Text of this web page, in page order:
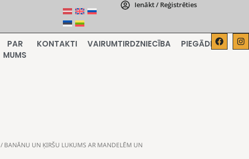
Ienākt / Reģistrēties
PAR
MUMS
KONTAKTI VAIRUMTIRDZNIECĪBA PIEGĀDE
/ BANĀNU UN ĶIRŠU LUKUMS AR MANDELĒM UN